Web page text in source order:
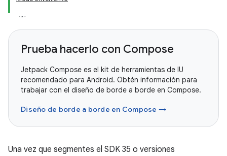
Prueba hacerlo con Compose
Jetpack Compose es el kit de herramientas de IU
recomendado para Android. Obtén información para
trabajar con el diseño de borde a borde en Compose.
Diseño de borde a borde en Compose →
Una vez que segmentes el SDK 35 o versiones